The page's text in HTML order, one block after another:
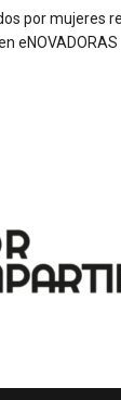
por mujeres
eNOVADORAS